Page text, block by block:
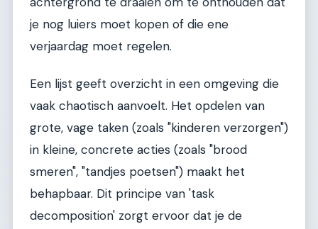
je nog luiers moet kopen of die ene
verjaardag moet regelen.
Een lijst geeft overzicht in een omgeving die
vaak chaotisch aanvoelt. Het opdelen van
grote, vage taken (zoals "kinderen verzorgen")
in kleine, concrete acties (zoals "brood
smeren", "tandjes poetsen") maakt het
behapbaar. Dit principe van 'task
decomposition' zorgt ervoor dat je de